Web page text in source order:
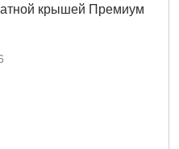
крышей Премиум